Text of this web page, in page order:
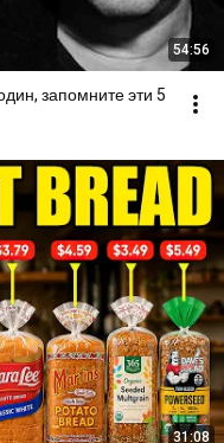
54:56
запомните эти 5
31:08